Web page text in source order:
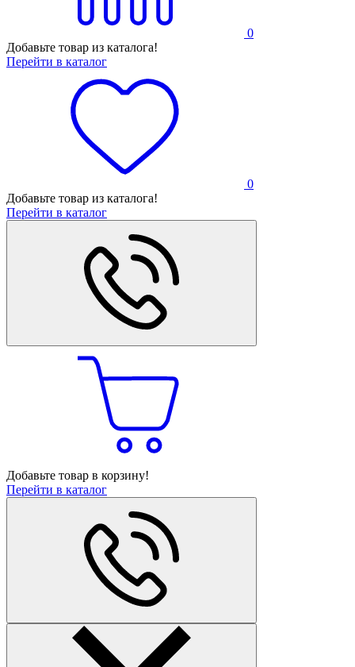
0
Добавьте товар из каталога!
Перейти в каталог
0
Добавьте товар из каталога!
Перейти в каталог
Добавьте товар в корзину!
Перейти в каталог